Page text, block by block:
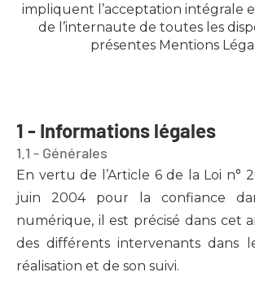
impliquent l’acceptation intégrale
de l’internaute de toutes les
présentes Mentions
1 - Informations légales
1.1 - Générales
En vertu de l’Article 6 de la Loi n°
juin 2004 pour la confiance
numérique, il est précisé dans cet
des différents intervenants dans
réalisation et de son suivi.